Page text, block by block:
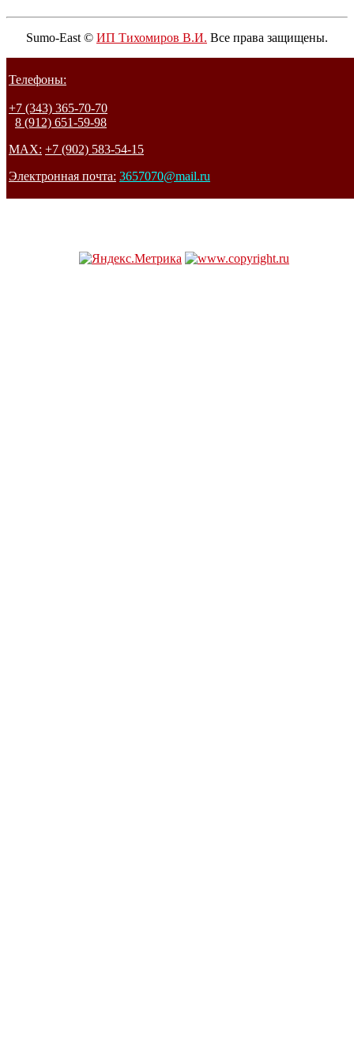
Sumo-East © ИП Тихомиров В.И. Все права защищены.
Телефоны:
+7 (343) 365-70-70
8 (912) 651-59-98
MAX: +7 (902) 583-54-15
Электронная почта: 3657070@mail.ru